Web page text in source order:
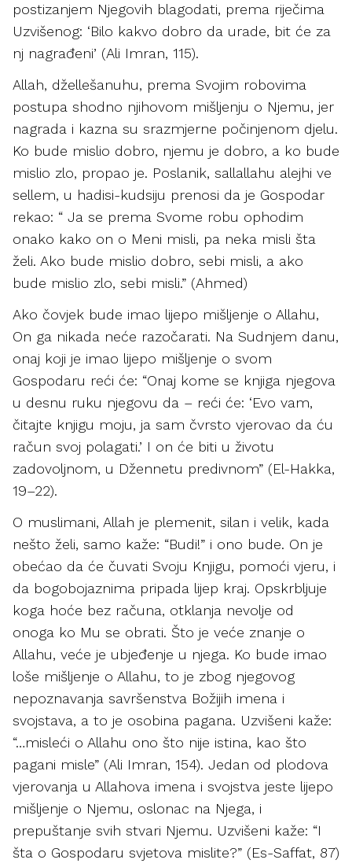
postizanjem Njegovih blagodati, prema riječima
Uzvišenog: ‘Bilo kakvo dobro da urade, bit će za
nj nagrađeni’ (Ali Imran, 115).
Allah, džellešanuhu, prema Svojim robovima
postupa shodno njihovom mišljenju o Njemu, jer
nagrada i kazna su srazmjerne počinjenom djelu.
Ko bude mislio dobro, njemu je dobro, a ko bude
mislio zlo, propao je. Poslanik, sallallahu alejhi ve
sellem, u hadisi-kudsiju prenosi da je Gospodar
rekao: “ Ja se prema Svome robu ophodim
onako kako on o Meni misli, pa neka misli šta
želi. Ako bude mislio dobro, sebi misli, a ako
bude mislio zlo, sebi misli.” (Ahmed)
Ako čovjek bude imao lijepo mišljenje o Allahu,
On ga nikada neće razočarati. Na Sudnjem danu,
onaj koji je imao lijepo mišljenje o svom
Gospodaru reći će: “Onaj kome se knjiga njegova
u desnu ruku njegovu da – reći će: ‘Evo vam,
čitajte knjigu moju, ja sam čvrsto vjerovao da ću
račun svoj polagati.’ I on će biti u životu
zadovoljnom, u Džennetu predivnom” (El-Hakka,
19–22).
O muslimani, Allah je plemenit, silan i velik, kada
nešto želi, samo kaže: “Budi!” i ono bude. On je
obećao da će čuvati Svoju Knjigu, pomoći vjeru, i
da bogobojaznima pripada lijep kraj. Opskrbljuje
koga hoće bez računa, otklanja nevolje od
onoga ko Mu se obrati. Što je veće znanje o
Allahu, veće je ubjeđenje u njega. Ko bude imao
loše mišljenje o Allahu, to je zbog njegovog
nepoznavanja savršenstva Božijih imena i
svojstava, a to je osobina pagana. Uzvišeni kaže:
“…misleći o Allahu ono što nije istina, kao što
pagani misle” (Ali Imran, 154). Jedan od plodova
vjerovanja u Allahova imena i svojstva jeste lijepo
mišljenje o Njemu, oslonac na Njega, i
prepuštanje svih stvari Njemu. Uzvišeni kaže: “I
šta o Gospodaru svjetova mislite?” (Es-Saffat, 87)